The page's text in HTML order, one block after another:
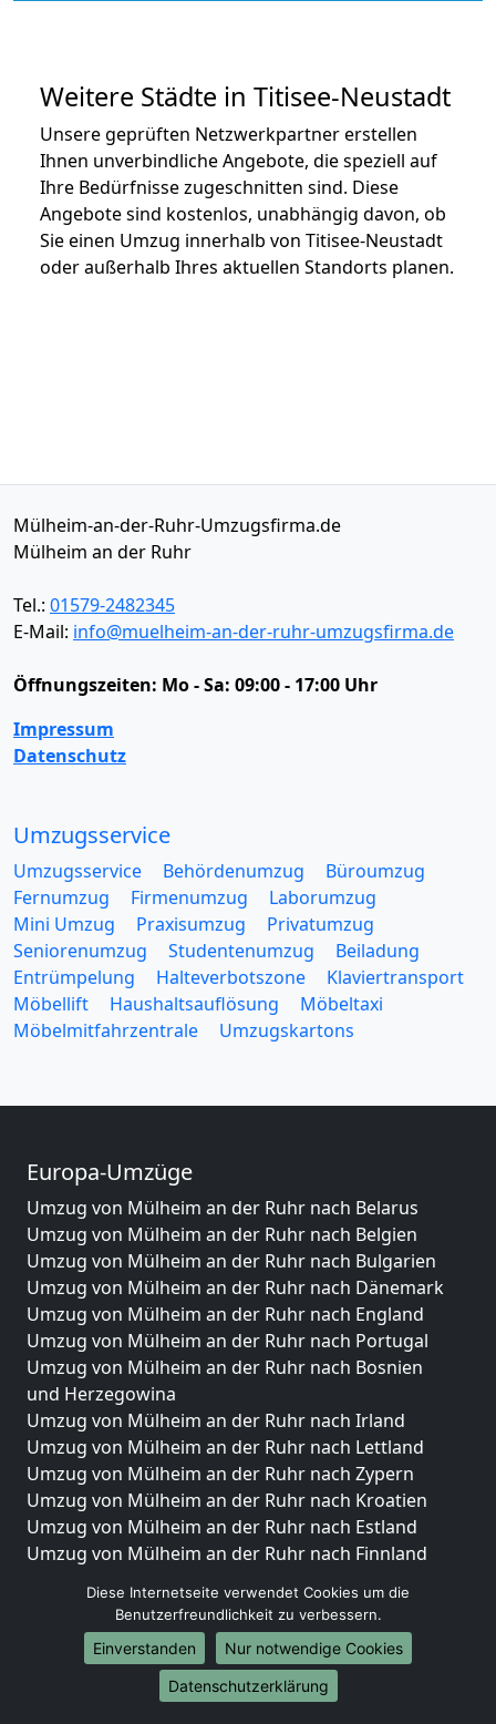
Weitere Städte in Titisee-Neustadt
Unsere geprüften Netzwerkpartner erstellen
Ihnen unverbindliche Angebote, die speziell auf
Ihre Bedürfnisse zugeschnitten sind. Diese
Angebote sind kostenlos, unabhängig davon, ob
Sie einen Umzug innerhalb von Titisee-Neustadt
oder außerhalb Ihres aktuellen Standorts planen.
Mülheim-an-der-Ruhr-Umzugsfirma.de
Mülheim an der Ruhr
Tel.: 01579-2482345
E-Mail: info@muelheim-an-der-ruhr-umzugsfirma.de
Öffnungszeiten: Mo - Sa: 09:00 - 17:00 Uhr
Impressum
Datenschutz
Umzugsservice
Umzugsservice Behördenumzug
Büroumzug
Fernumzug
Firmenumzug
Laborumzug
Mini Umzug
Praxisumzug
Privatumzug
Seniorenumzug
Studentenumzug
Beiladung
Entrümpelung
Halteverbotszone
Klaviertransport
Möbellift
Haushaltsauflösung
Möbeltaxi
Möbelmitfahrzentrale
Umzugskartons
Europa-Umzüge
Umzug von Mülheim an der Ruhr nach Belarus
Umzug von Mülheim an der Ruhr nach Belgien
Umzug von Mülheim an der Ruhr nach Bulgarien
Umzug von Mülheim an der Ruhr nach Dänemark
Umzug von Mülheim an der Ruhr nach England
Umzug von Mülheim an der Ruhr nach Portugal
Umzug von Mülheim an der Ruhr nach Bosnien
und Herzegowina
Umzug von Mülheim an der Ruhr nach Irland
Umzug von Mülheim an der Ruhr nach Lettland
Umzug von Mülheim an der Ruhr nach Zypern
Umzug von Mülheim an der Ruhr nach Kroatien
Umzug von Mülheim an der Ruhr nach Estland
Umzug von Mülheim an der Ruhr nach Finnland
Umzug von Mülheim an der Ruhr nach Griechenland
Umzug von Mülheim an der Ruhr nach Italien
Umzug von Mülheim an der Ruhr nach Liechtenstein
Umzug von Mülheim an der Ruhr nach Luxemburg
Diese Internetseite verwendet Cookies um die
Benutzerfreundlichkeit zu verbessern.
Einverstanden
Nur notwendige Cookies
Datenschutzerklärung